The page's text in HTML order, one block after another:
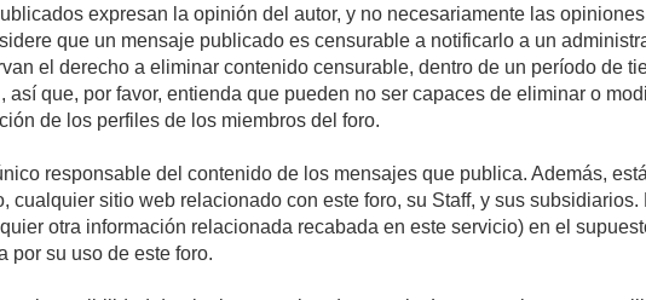
expresan la opinión del autor, y no necesariamente las
que un mensaje publicado es censurable a notificarlo a un
el derecho a eliminar contenido censurable, dentro de un período de
así que, por favor, entienda que pueden no ser capaces de eliminar o
de los perfiles de los miembros del foro.
responsable del contenido de los mensajes que publica. Además,
cualquier sitio web relacionado con este foro, su Staff, y sus
otra información relacionada recabada en este servicio) en el
por su uso de este foro.